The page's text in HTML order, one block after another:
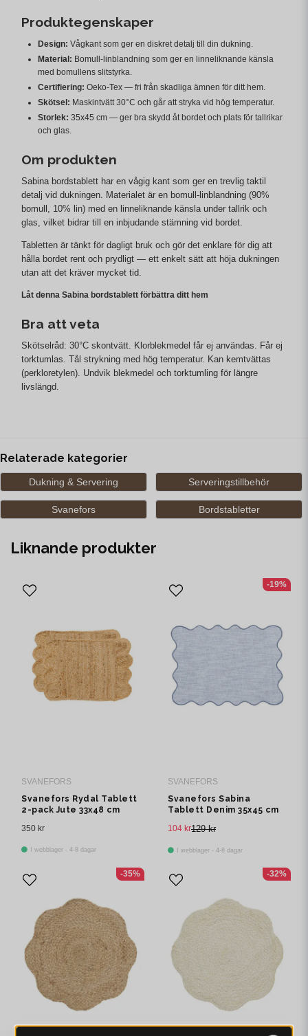
Produktegenskaper
Design: Vågkant som ger en diskret detalj till din dukning.
Material: Bomull-linblandning som ger en linneliknande känsla
med bomullens slitstyrka.
Certifiering: Oeko-Tex — fri från skadliga ämnen för ditt hem.
Skötsel: Maskintvätt 30°C och går att stryka vid hög temperatur.
Storlek: 35x45 cm — ger bra skydd åt bordet och plats för tallrikar
och glas.
Om produkten
Sabina bordstablett har en vågig kant som ger en trevlig taktil
detalj vid dukningen. Materialet är en bomull-linblandning (90%
bomull, 10% lin) med en linneliknande känsla under tallrik och
glas, vilket bidrar till en inbjudande stämning vid bordet.
Tabletten är tänkt för dagligt bruk och gör det enklare för dig att
hålla bordet rent och prydligt — ett enkelt sätt att höja dukningen
utan att det kräver mycket tid.
Låt denna Sabina bordstablett förbättra ditt hem
Bra att veta
Skötselråd: 30°C skontvätt. Klorblekmedel får ej användas. Får ej
torktumlas. Tål strykning med hög temperatur. Kan kemtvättas
(perkloretylen). Undvik blekmedel och torktumling för längre
livslängd.
Relaterade kategorier
Dukning & Servering Serveringstillbehör
Svanefors Bordstabletter
Liknande produkter
SVANEFORS
Svanefors Rydal Tablett
2-pack Jute 33x48 cm
350 kr
I webblager - 4-8 dagar
SVANEFORS
Svanefors Sabina
Tablett Denim 35x45 cm
129 kr
104 kr
I webblager - 4-8 dagar
-19%
-35% -32%